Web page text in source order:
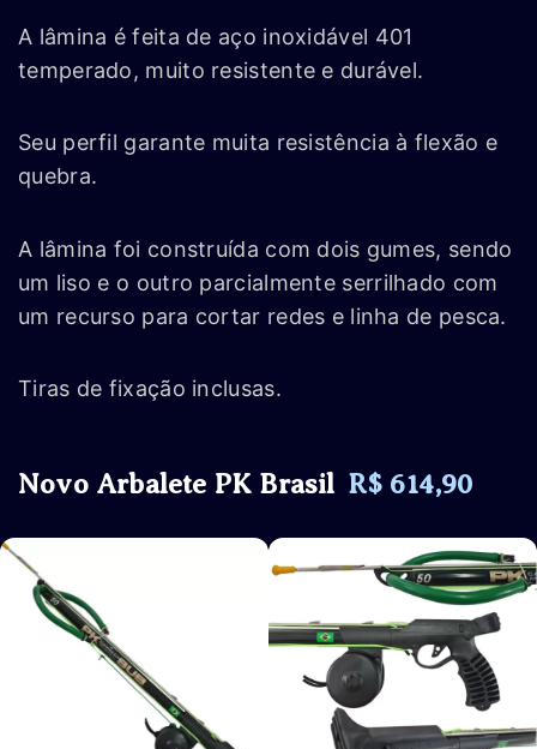
A lâmina é feita de aço inoxidável 401
temperado, muito resistente e durável.
Seu perfil garante muita resistência à flexão e
quebra.
A lâmina foi construída com dois gumes, sendo
um liso e o outro parcialmente serrilhado com
um recurso para cortar redes e linha de pesca.
Tiras de fixação inclusas.
Novo Arbalete PK Brasil R$ 614,90